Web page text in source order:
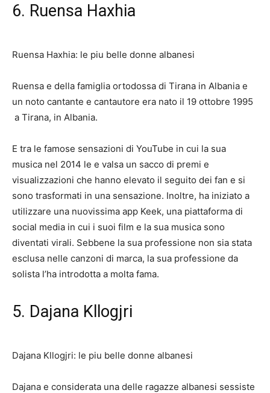
6. Ruensa Haxhia
Ruensa Haxhia: le piu belle donne albanesi
Ruensa e della famiglia ortodossa di Tirana in Albania e
un noto cantante e cantautore era nato il 19 ottobre 1995
a Tirana, in Albania.
E tra le famose sensazioni di YouTube in cui la sua
musica nel 2014 le e valsa un sacco di premi e
visualizzazioni che hanno elevato il seguito dei fan e si
sono trasformati in una sensazione. Inoltre, ha iniziato a
utilizzare una nuovissima app Keek, una piattaforma di
social media in cui i suoi film e la sua musica sono
diventati virali. Sebbene la sua professione non sia stata
esclusa nelle canzoni di marca, la sua professione da
solista l’ha introdotta a molta fama.
5. Dajana Kllogjri
Dajana Kllogjri: le piu belle donne albanesi
Dajana e considerata una delle ragazze albanesi sessiste